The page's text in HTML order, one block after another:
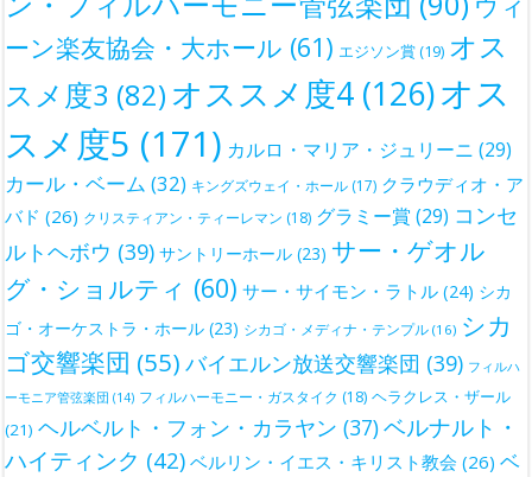
ーン楽友協会・大ホール (61) エジソン賞(19) オス
スメ度3 (82) オススメ度4 (126)オス
スメ度5 (171) カルロ・マリア・ジュリーニ (29)
カール・ベーム (32) キングズウェイ・ホール (17) クラウディオ・ア
バド (26) クリスティアン・ティーレマン (18) グラミー賞 (29) コンセ
ルトヘボウ (39) サントリーホール (23) サー・ゲオル
グ・ショルティ (60) サー・サイモン・ラトル (24) シカ
ゴ・オーケストラ・ホール (23) シカゴ・メディナ・テンプル (16) シカ
ゴ交響楽団 (55) バイエルン放送交響楽団 (39) フィルハ
ーモニア管弦楽団 (14) フィルハーモニー・ガスタイク (18) ヘラクレス・ザール
(21) ヘルベルト・フォン・カラヤン (37)ベルナルト・
ハイティンク (42) ベルリン・イエス・キリスト教会 (26) ベ